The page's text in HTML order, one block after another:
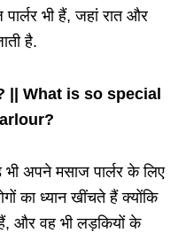
भी हैं, जहां रात और
है.
|| What is so special
भी अपने मसाज पार्लर के लिए
का ध्यान खींचते हैं क्योंकि
और वह भी लड़कियों के